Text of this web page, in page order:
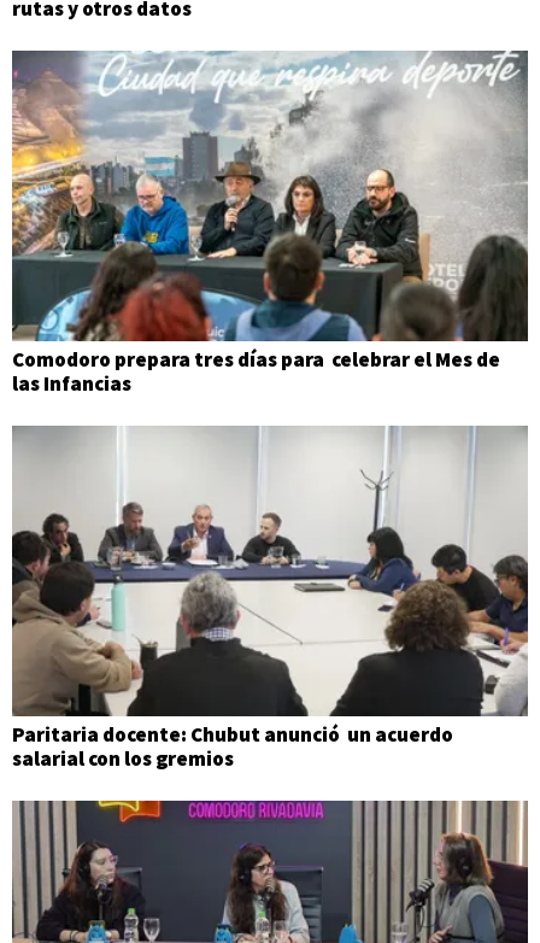
rutas y otros datos
Comodoro prepara tres días para celebrar el Mes de
las Infancias
Paritaria docente: Chubut anunció un acuerdo
salarial con los gremios